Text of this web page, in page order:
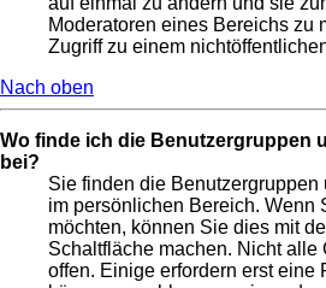
Moderatoren eines Bereichs zu
Zugriff zu einem
Nach oben
Wo finde ich die Benutzergruppen
bei?
Sie finden die Benutzergruppen
im persönlichen Bereich. Wenn
möchten, können Sie dies mit
Schaltfläche machen. Nicht alle
offen. Einige erfordern erst eine